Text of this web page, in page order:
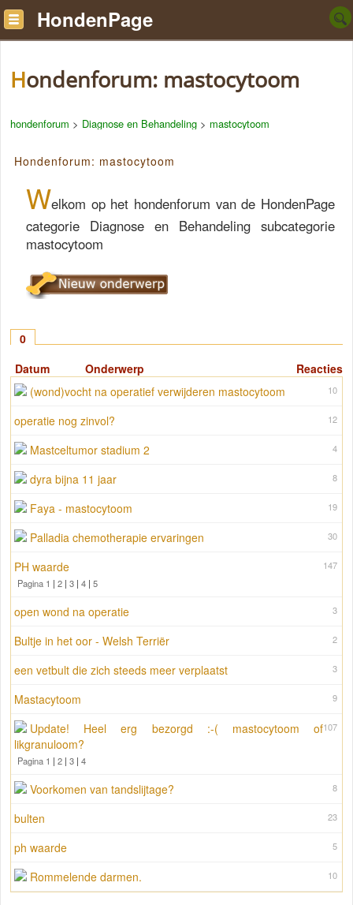
HondenPage
Hondenforum: mastocytoom
hondenforum > Diagnose en Behandeling > mastocytoom
Hondenforum: mastocytoom
Welkom op het hondenforum van de HondenPage
categorie Diagnose en Behandeling subcategorie
mastocytoom
0
Reacties
Datum Onderwerp
10
(wond)vocht na operatief verwijderen mastocytoom
12
operatie nog zinvol?
4
Mastceltumor stadium 2
8
dyra bijna 11 jaar
19
Faya - mastocytoom
30
Palladia chemotherapie ervaringen
147
PH waarde
Pagina 1 | 2 | 3 | 4 | 5
3
open wond na operatie
2
Bultje in het oor - Welsh Terriër
3
een vetbult die zich steeds meer verplaatst
9
Mastacytoom
107
Update! Heel erg bezorgd :-( mastocytoom of
likgranuloom?
Pagina 1 | 2 | 3 | 4
8
Voorkomen van tandslijtage?
23
bulten
5
ph waarde
10
Rommelende darmen.